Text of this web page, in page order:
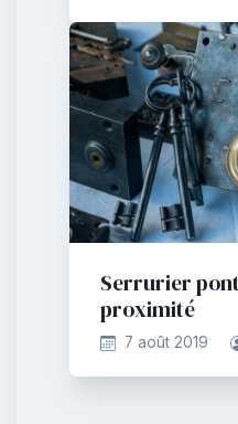
Serrurier
proximité
7 août 2019